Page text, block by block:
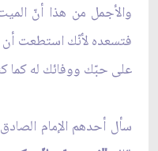
والأجمل من هذا أنّ
فتسعده لأنّك استطعت أن
على حبّك ووفائك له كما
سأل أحدهم الإمام